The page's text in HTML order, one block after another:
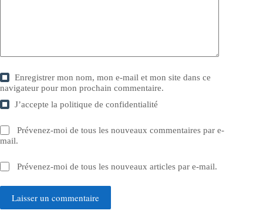
Enregistrer mon nom, mon e-mail et mon site dans ce
navigateur pour mon prochain commentaire.
J’accepte lapolitique de confidentialité
Prévenez-moi de tous les nouveaux commentaires par e-
mail.
Prévenez-moi de tous les nouveaux articles par e-mail.
Laisser un commentaire